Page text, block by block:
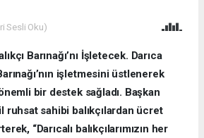
Sesli Oku)
Barınağı’nı İşletecek. Darıca
işletmesini üstlenerek
bir destek sağladı. Başkan
ruhsat sahibi balıkçılardan ücret
“Darıcalı balıkçılarımızın her